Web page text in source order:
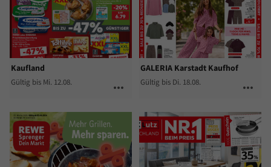
Kaufland
Gültig bis Mi. 12.08. more_horiz
GALERIA Karstadt Kaufhof
Gültig bis Di. 18.08. more_horiz